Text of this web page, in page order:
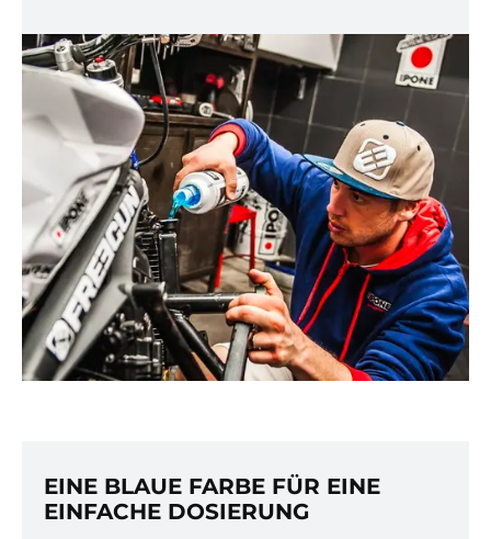
EINE BLAUE FARBE FÜR EINE
EINFACHE DOSIERUNG